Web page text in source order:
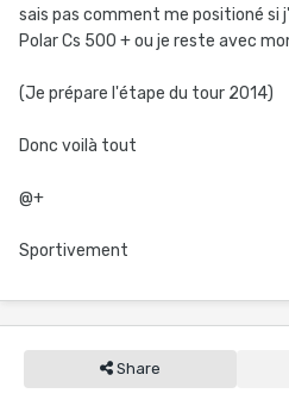
sais pas comment me positioné si
Polar Cs 500 + ou je reste avec
(Je prépare l'étape du tour 2014)
Donc voilà tout
@+
Sportivement
Share